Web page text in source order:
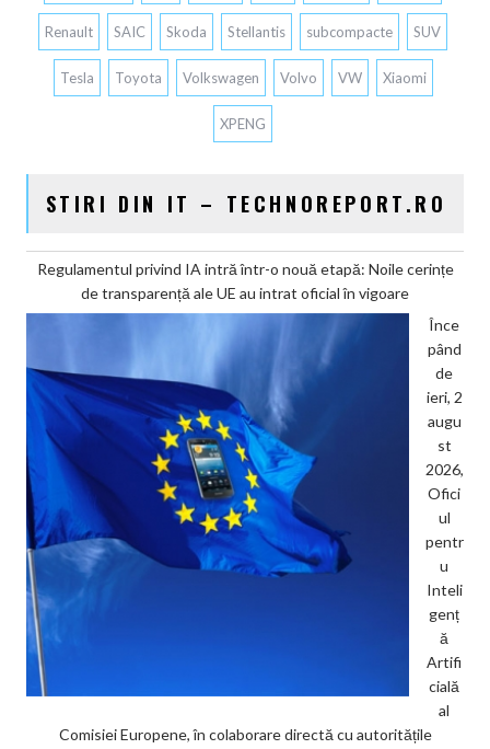
Renault SAIC Skoda Stellantis subcompacte SUV
Tesla Toyota Volkswagen Volvo VW Xiaomi
XPENG
STIRI DIN IT – TECHNOREPORT.RO
Regulamentul privind IA intră într-o nouă etapă: Noile cerințe
de transparență ale UE au intrat oficial în vigoare
Înce
pând
de
ieri, 2
augu
st
2026,
Ofici
ul
pentr
u
Inteli
genț
ă
Artifi
cială
al
Comisiei Europene, în colaborare directă cu autoritățile